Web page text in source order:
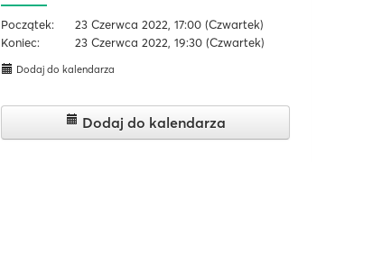
Początek: 23 Czerwca 2022, 17:00 (Czwartek)
Koniec:
23 Czerwca 2022, 19:30 (Czwartek)
Dodaj do kalendarza
Dodaj do kalendarza